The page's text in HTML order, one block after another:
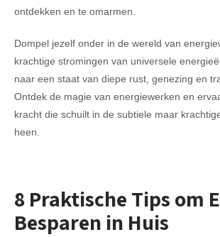
ontdekken en te omarmen.
Dompel jezelf onder in de wereld van
krachtige stromingen van universele
naar een staat van diepe rust, genezing en
Ontdek de magie van energiewerken en
kracht die schuilt in de subtiele maar
heen.
8 Praktische Tips om
Besparen in Huis